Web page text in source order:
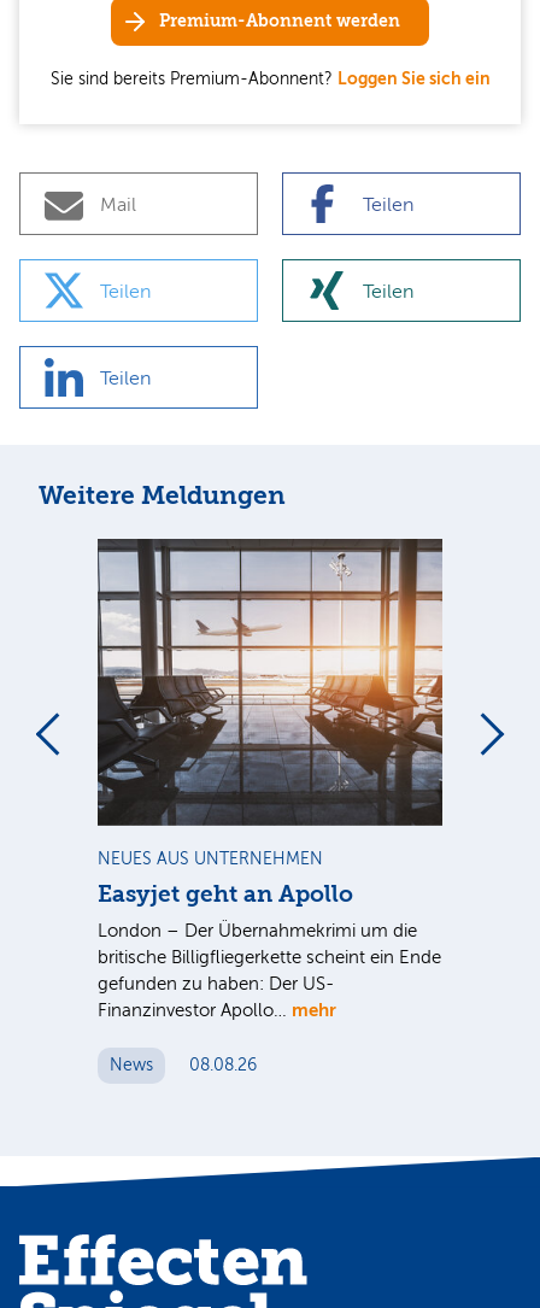
Premium-Abonnent werden
Sie sind bereits Premium-Abonnent? Loggen Sie sich ein
Mail Teilen
Teilen Teilen
Teilen
Weitere Meldungen
NEUES AUS UNTERNEHMEN
Easyjet geht an Apollo
London – Der Übernahmekrimi um die
britische Billigfliegerkette scheint ein Ende
gefunden zu haben: Der US-
Finanzinvestor Apollo… mehr
News 08.08.26